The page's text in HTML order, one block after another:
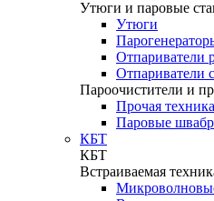
Утюги и паровые
Утюги
Отпариватели
Отпариватели
Пароочистители и
Прочая
Паровые
КБТ
КБТ
Встраиваемая